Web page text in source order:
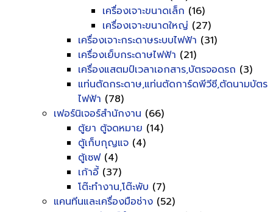
เครื่องเจาะขนาดเล็ก (16)
เครื่องเจาะขนาดใหญ่ (27)
เครื่องเจาะกระดาษระบบไฟฟ้า (31)
เครื่องเย็บกระดาษไฟฟ้า (21)
เครื่องแสตมป์เวลาเอกสาร,บัตรจอดรถ (3)
แท่นตัดกระดาษ,แท่นตัดการ์ดพีวีซี,ตัดนามบัตร
ไฟฟ้า (78)
เฟอร์นิเจอร์สำนักงาน (66)
ตู้ยา ตู้จดหมาย (14)
ตู้เก็บกุญแจ (4)
ตู้เซฟ(4)
เก้าอี้ (37)
โต๊ะทำงาน,โต๊ะพับ (7)
แคนทีนและเครื่องมือช่าง (52)